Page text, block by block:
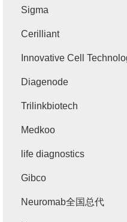
Sigma
Cerilliant
Innovative Cell
Diagenode
Trilinkbiotech
Medkoo
life diagnostics
Gibco
Neuromab全国总代